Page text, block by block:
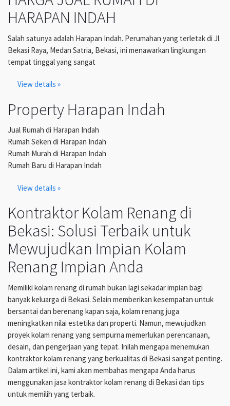
HARAPAN INDAH
Salah satunya adalah Harapan Indah. Perumahan yang terletak di Jl.
Bekasi Raya, Medan Satria, Bekasi, ini menawarkan lingkungan
tempat tinggal yang sangat
View details »
Property Harapan Indah
Jual Rumah di Harapan Indah
Rumah Seken di Harapan Indah
Rumah Murah di Harapan Indah
Rumah Baru di Harapan Indah
View details »
Kontraktor Kolam Renang di
Bekasi: Solusi Terbaik untuk
Mewujudkan Impian Kolam
Renang Impian Anda
Memiliki kolam renang di rumah bukan lagi sekadar impian bagi
banyak keluarga di Bekasi. Selain memberikan kesempatan untuk
bersantai dan berenang kapan saja, kolam renang juga
meningkatkan nilai estetika dan properti. Namun, mewujudkan
proyek kolam renang yang sempurna memerlukan perencanaan,
desain, dan pengerjaan yang tepat. Inilah mengapa menemukan
kontraktor kolam renang yang berkualitas di Bekasi sangat penting.
Dalam artikel ini, kami akan membahas mengapa Anda harus
menggunakan jasa kontraktor kolam renang di Bekasi dan tips
untuk memilih yang terbaik.